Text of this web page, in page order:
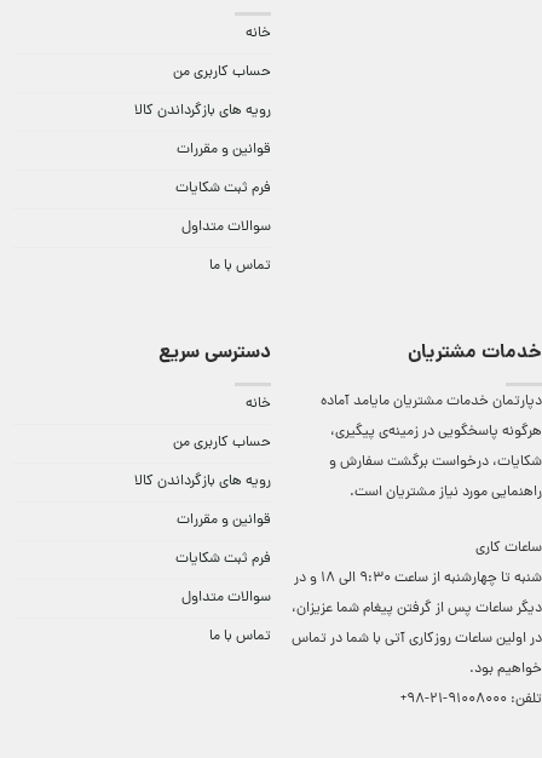
خانه
حساب کاربری من
رویه های بازگرداندن کالا
قوانین و مقررات
فرم ثبت شکایات
سوالات متداول
تماس با ما
خدمات مشتریان
دپارتمان خدمات مشتریان مایامد آماده
هرگونه پاسخگویی در زمینه‌ی پیگیری،
شکایات، درخواست برگشت سفارش و
راهنمایی مورد نیاز مشتریان است.
ساعات کاری
شنبه تا چهارشنبه از ساعت 9:30 الی 18 و در
دیگر ساعات ‌پس از گرفتن پیغام شما عزیزان،
در اولین ساعات روزکاری آتی با شما در تماس
خواهیم بود.
تلفن: 91008000-21-98+
دسترسی سریع
خانه
حساب کاربری من
رویه های بازگرداندن کالا
قوانین و مقررات
فرم ثبت شکایات
سوالات متداول
تماس با ما